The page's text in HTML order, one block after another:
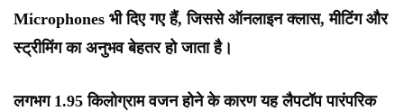
Microphones भी दिए गए हैं, जिससे ऑनलाइन क्लास, मीटिंग और
स्ट्रीमिंग का अनुभव बेहतर हो जाता है।
लगभग 1.95 किलोग्राम वजन होने के कारण यह लैपटॉप पारंपरिक